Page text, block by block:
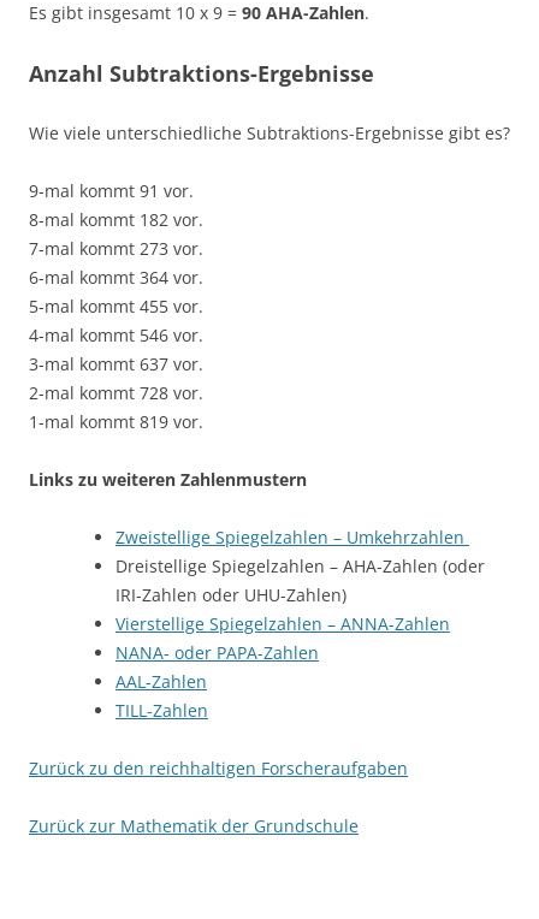
Es gibt insgesamt 10 x 9 = 90 AHA-Zahlen.
Anzahl Subtraktions-Ergebnisse
Wie viele unterschiedliche Subtraktions-Ergebnisse gibt es?
9-mal kommt 91 vor.
8-mal kommt 182 vor.
7-mal kommt 273 vor.
6-mal kommt 364 vor.
5-mal kommt 455 vor.
4-mal kommt 546 vor.
3-mal kommt 637 vor.
2-mal kommt 728 vor.
1-mal kommt 819 vor.
Links zu weiteren Zahlenmustern
Zweistellige Spiegelzahlen – Umkehrzahlen
Dreistellige Spiegelzahlen – AHA-Zahlen (oder
IRI-Zahlen oder UHU-Zahlen)
Vierstellige Spiegelzahlen – ANNA-Zahlen
NANA- oder PAPA-Zahlen
AAL-Zahlen
TILL-Zahlen
Zurück zu den reichhaltigen Forscheraufgaben
Zurück zur Mathematik der Grundschule